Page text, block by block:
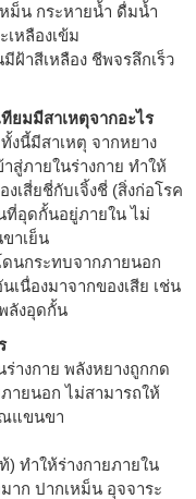
ม็น กระหายน้ำ ดื่มน้ำ
หลืองเข้ม
ฝ้าสีเหลือง ชีพจรลึกเร็ว
ยมมีสาเหตุจากอะไร
งนี้มีสาเหตุ จากหยาง
สู่ภายในร่างกาย ทำให้
เสี่ยชี่กับเจิ้งชี่ (สิ่งก่อโรค
ที่อุดกั้นอยู่ภายใน ไม่
าเย็น
นกระทบจากภายนอก
เนื่องมาจากของเสีย เช่น
ลังอุดกั้น
างกาย พลังหยางถูกกด
ายนอก ไม่สามารถให้
ณแขนขา
ทำให้ร่างกายภายใน
าก ปากเหม็น อุจจาระ